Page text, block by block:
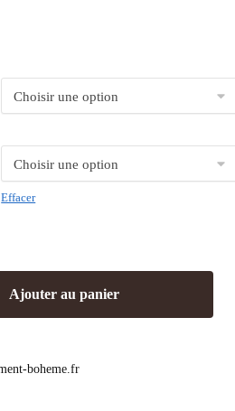
Effacer
Ajouter au panier